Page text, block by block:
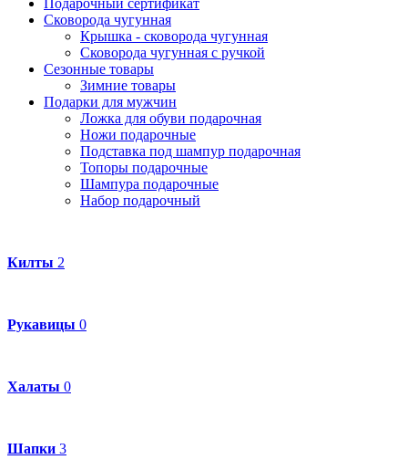
Сковорода чугунная
Крышка - сковорода чугунная
Сковорода чугунная с ручкой
Сезонные товары
Зимние товары
Подарки для мужчин
Ложка для обуви подарочная
Ножи подарочные
Подставка под шампур подарочная
Топоры подарочные
Шампура подарочные
Набор подарочный
Килты 2
Рукавицы 0
Халаты 0
Шапки 3